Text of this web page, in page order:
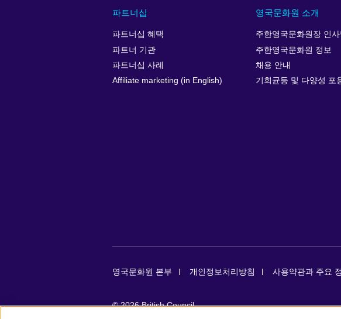
파트너십
파트너십 혜택
파트너 기관
파트너십 사례
Affiliate marketing (in English)
영국문화원 소개
주한영국문화원장 인
주한영국문화원 정보
채용 안내
기회균등 및 다양성 포
영국문화원 본부 개인정보처리방침 사용약관과 주요
© 2026 British Council